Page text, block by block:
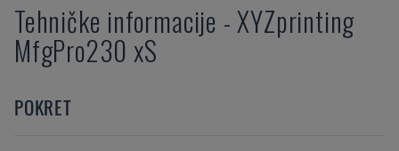
Tehničke informacije -XYZprinting
MfgPro230 xS
POKRET